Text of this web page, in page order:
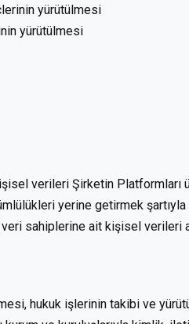
yürütülmesi
yürütülmesi
verileri Şirketin Platformları
yerine getirmek
sahiplerine ait kişisel verileri
hukuk işlerinin takibi ve